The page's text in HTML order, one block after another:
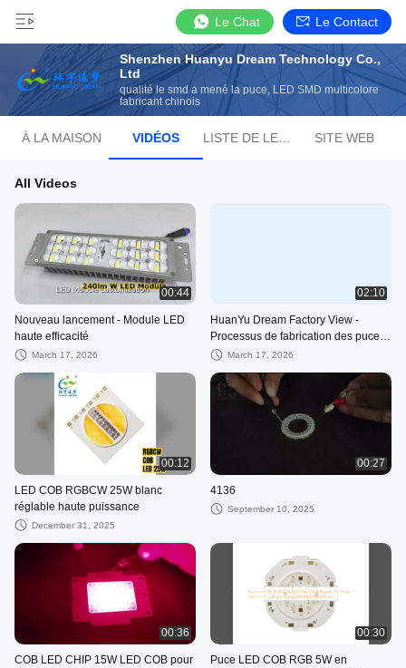
Le Chat Le Contact
Shenzhen Huanyu Dream Technology Co.,
Ltd
qualité le smd a mené la puce, LED SMD multicolore
fabricant chinois
À LA MAISON VIDÉOS SITE WEB
All Videos
00:44
Nouveau lancement - Module LED
haute efficacité
March 17, 2026
02:10
HuanYu Dream Factory View -
Processus de fabrication des puces
LEDMarch 17, 2026
00:12
LED COB RGBCW 25W blanc
réglable haute puissance
December 31, 2025
00:27
4136
September 10, 2025
00:36
COB LED CHIP 15W LED COB pour
00:30
Puce LED COB RGB 5W en